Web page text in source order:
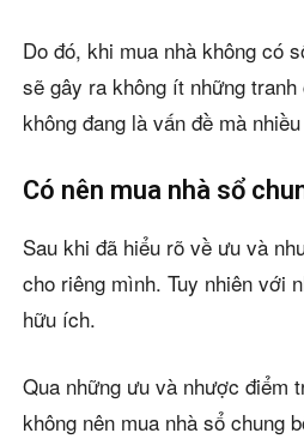
Do đó, khi mua nhà không có
sẽ gây ra không ít những
không đang là vấn đề mà
Có nên mua nhà sổ
Sau khi đã hiểu rõ về ưu và
cho riêng mình. Tuy nhiên với
hữu ích.
Qua những ưu và nhược điểm
không nên mua nhà sổ chung